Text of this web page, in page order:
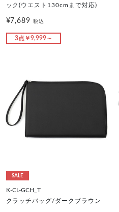
ック(ウエスト130cmまで対応)
¥7,689税込
3点￥9,999～
SALE
K-CL-GCH_T
クラッチバッグ/ダークブラウン